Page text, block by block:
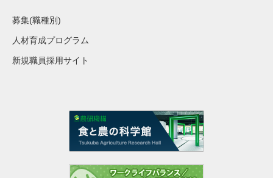
募集(職種別)
人材育成プログラム
新規職員採用サイト